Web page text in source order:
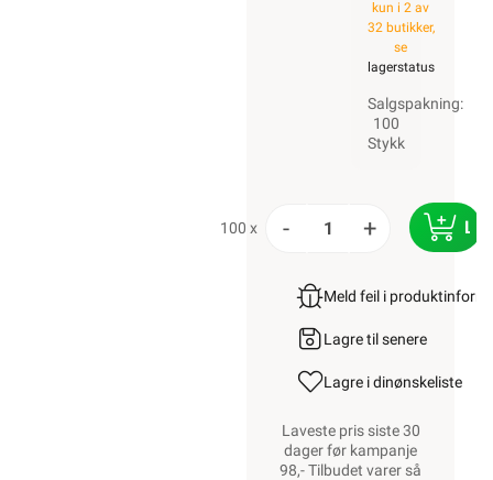
kun i 2 av
32 butikker,
se
lagerstatus
Salgspakning:
100
Stykk
100 x - +
Meld feil i
Lagre til senere
Lagre i dinønskeliste
Laveste pris siste 30
dager før kampanje
98,- Tilbudet varer så